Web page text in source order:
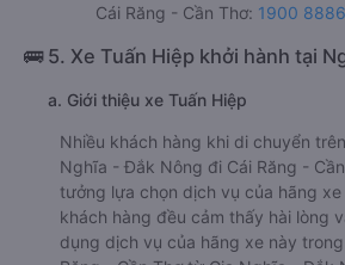
Cái Răng - Cần Thơ: 1900
🚌 5. Xe Tuấn Hiệp khởi hành tại
a. Giới thiệu xe Tuấn Hiệp
Nhiều khách hàng khi di chuyển
Nghĩa - Đắk Nông đi Cái Răng -
tưởng lựa chọn dịch vụ của hãng xe
khách hàng đều cảm thấy hài lòng
dụng dịch vụ của hãng xe này